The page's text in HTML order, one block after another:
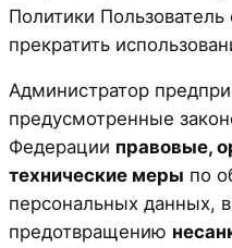
Политики
прекратить
Администратор
предусмотренные
Федерации правовые,
технические меры по
персональных данных,
предотвращению